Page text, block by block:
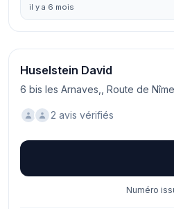
il y a 6 mois
Huselstein David
6 bis les Arnaves,, Route de
2 avis vérifiés
Numéro